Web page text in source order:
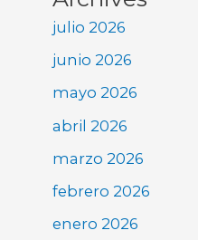
julio 2026
junio 2026
mayo 2026
abril 2026
marzo 2026
febrero 2026
enero 2026